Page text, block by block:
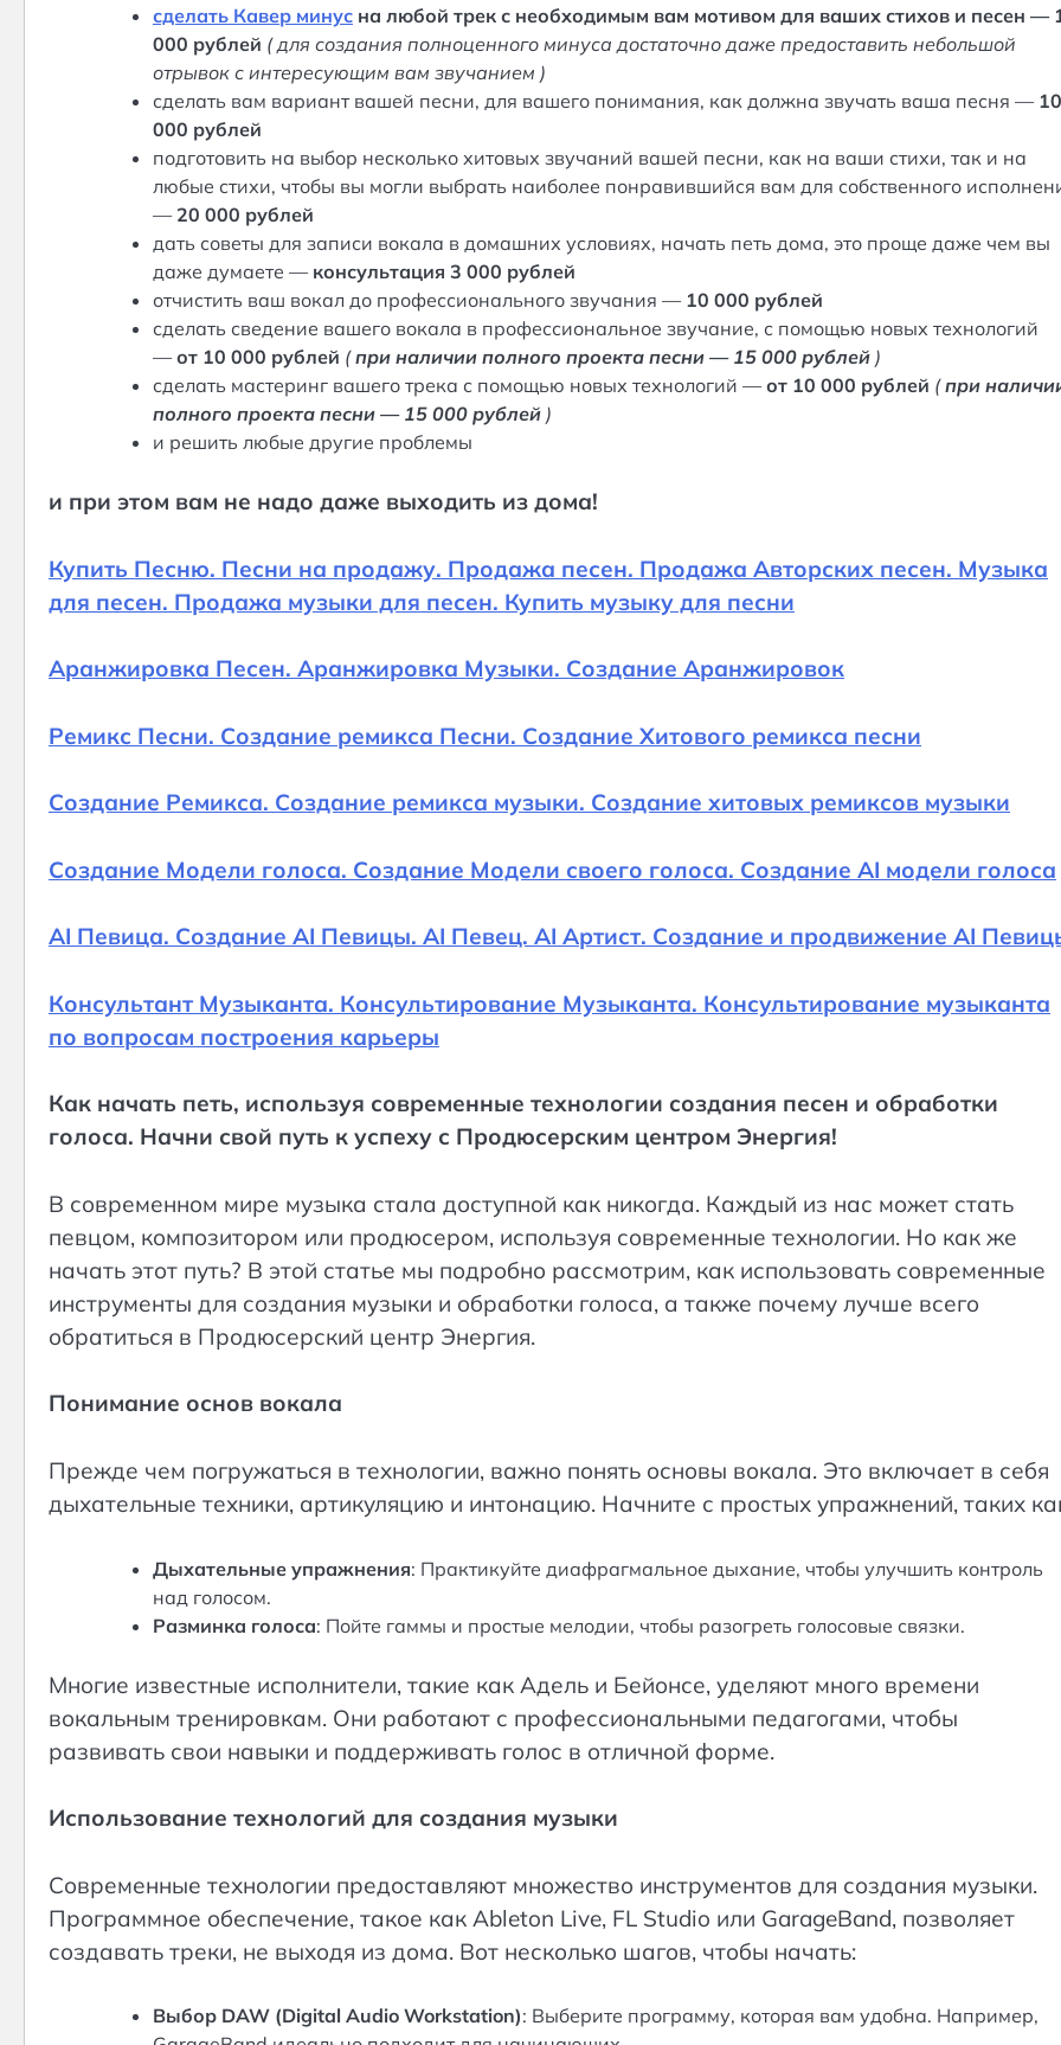
сделать Кавер минус на любой трек с необходимым вам мотивом для ваших стихов и песен —
000 рублей ( для создания полноценного минуса достаточно даже предоставить небольшой
отрывок с интересующим вам звучанием )
сделать вам вариант вашей песни, для вашего понимания, как должна звучать ваша песня — 10
000 рублей
подготовить на выбор несколько хитовых звучаний вашей песни, как на ваши стихи, так и на
любые стихи, чтобы вы могли выбрать наиболее понравившийся вам для собственного
— 20 000 рублей
дать советы для записи вокала в домашних условиях, начать петь дома, это проще даже чем вы
даже думаете — консультация 3 000 рублей
отчистить ваш вокал до профессионального звучания — 10 000 рублей
сделать сведение вашего вокала в профессиональное звучание, с помощью новых технологий
—от 10 000 рублей (при наличии полного проекта песни — 15 000 рублей )
сделать мастеринг вашего трека с помощью новых технологий —от 10 000 рублей (при
полного проекта песни — 15 000 рублей )
и решить любые другие проблемы
и при этом вам не надо даже выходить из дома!
Купить Песню. Песни на продажу. Продажа песен. Продажа Авторских песен. Музыка
для песен. Продажа музыки для песен. Купить музыку для песни
Аранжировка Песен. Аранжировка Музыки. Создание Аранжировок
Ремикс Песни. Создание ремикса Песни. Создание Хитового ремикса песни
Создание Ремикса. Создание ремикса музыки. Создание хитовых ремиксов музыки
Создание Модели голоса. Создание Модели своего голоса. Создание AI модели голоса
AI Певица. Создание AI Певицы. AI Певец. AI Артист. Создание и продвижение AI
Консультант Музыканта. Консультирование Музыканта. Консультирование музыканта
по вопросам построения карьеры
Как начать петь, используя современные технологии создания песен и обработки
голоса. Начни свой путь к успеху с Продюсерским центром Энергия!
В современном мире музыка стала доступной как никогда. Каждый из нас может стать
певцом, композитором или продюсером, используя современные технологии. Но как же
начать этот путь? В этой статье мы подробно рассмотрим, как использовать современные
инструменты для создания музыки и обработки голоса, а также почему лучше всего
обратиться в Продюсерский центр Энергия.
Понимание основ вокала
Прежде чем погружаться в технологии, важно понять основы вокала. Это включает в себя
дыхательные техники, артикуляцию и интонацию. Начните с простых упражнений, таких
Дыхательные упражнения: Практикуйте диафрагмальное дыхание, чтобы улучшить контроль
над голосом.
Разминка голоса: Пойте гаммы и простые мелодии, чтобы разогреть голосовые связки.
Многие известные исполнители, такие как Адель и Бейонсе, уделяют много времени
вокальным тренировкам. Они работают с профессиональными педагогами, чтобы
развивать свои навыки и поддерживать голос в отличной форме.
Использование технологий для создания музыки
Современные технологии предоставляют множество инструментов для создания музыки.
Программное обеспечение, такое как Ableton Live, FL Studio или GarageBand, позволяет
создавать треки, не выходя из дома. Вот несколько шагов, чтобы начать:
Выбор DAW (Digital Audio Workstation): Выберите программу, которая вам удобна. Например,